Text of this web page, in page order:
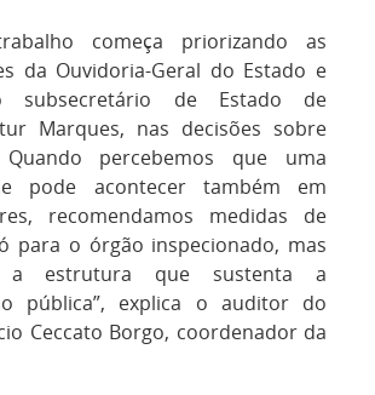
começa priorizando as
da Ouvidoria-Geral do Estado e
subsecretário de Estado de
Marques, nas decisões sobre
percebemos que uma
pode acontecer também em
recomendamos medidas de
para o órgão inspecionado, mas
estrutura que sustenta a
pública”, explica o auditor do
Ceccato Borgo, coordenador da